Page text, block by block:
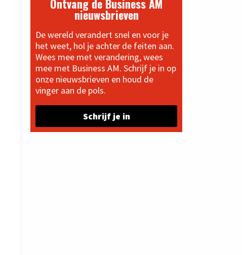
Ontvang de Business AM
nieuwsbrieven
De wereld verandert snel en voor je
het weet, hol je achter de feiten aan.
Wees mee met verandering, wees
mee met Business AM. Schrijf je in op
onze nieuwsbrieven en houd de
vinger aan de pols.
Schrijf je in